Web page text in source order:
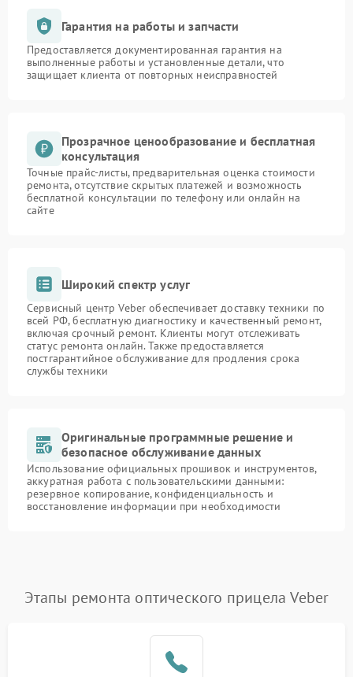
Гарантия на работы и запчасти
Предоставляется документированная гарантия на
выполненные работы и установленные детали, что
защищает клиента от повторных неисправностей
Прозрачное ценообразование и бесплатная
консультация
Точные прайс-листы, предварительная оценка стоимости
ремонта, отсутствие скрытых платежей и возможность
бесплатной консультации по телефону или онлайн на
сайте
Широкий спектр услуг
Сервисный центр Veber обеспечивает доставку техники по
всей РФ, бесплатную диагностику и качественный ремонт,
включая срочный ремонт. Клиенты могут отслеживать
статус ремонта онлайн. Также предоставляется
постгарантийное обслуживание для продления срока
службы техники
Оригинальные программные решение и
безопасное обслуживание данных
Использование официальных прошивок и инструментов,
аккуратная работа с пользовательскими данными:
резервное копирование, конфиденциальность и
восстановление информации при необходимости
Этапы ремонта оптического прицела Veber